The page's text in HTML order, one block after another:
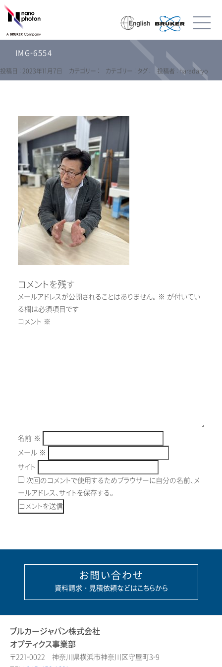
IMG-6554
投稿日 : 2023年11月7日 カテゴリー : カテゴリー : タグ : 投稿者 : haradaryo
コメントを残す
メールアドレスが公開されることはありません。 ※ が付いてい
る欄は必須項目です
コメント ※
名前 ※
メール ※
サイト
次回のコメントで使用するためブラウザーに自分の名前、メ
ールアドレス、サイトを保存する。
お問い合わせ
資料請求・見積依頼などはこちらから
ブルカージャパン株式会社
オプティクス事業部
〒221-0022 神奈川県横浜市神奈川区守屋町3-9